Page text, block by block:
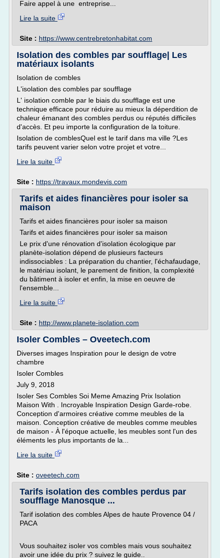
Faire appel à une entreprise...
Lire la suite
Site : https://www.centrebretonhabitat.com
Isolation des combles par soufflage| Les
matériaux isolants
Isolation de combles
L'isolation des combles par soufflage
L' isolation comble par le biais du soufflage est une
technique efficace pour réduire au mieux la déperdition de
chaleur émanant des combles perdus ou réputés difficiles
d'accès. Et peu importe la configuration de la toiture.
Isolation de comblesQuel est le tarif dans ma ville ?Les
tarifs peuvent varier selon votre projet et votre...
Lire la suite
Site : https://travaux.mondevis.com
Tarifs et aides financières pour isoler sa
maison
Tarifs et aides financières pour isoler sa maison
Tarifs et aides financières pour isoler sa maison
Le prix d'une rénovation d'isolation écologique par
planète-isolation dépend de plusieurs facteurs
indissociables : La préparation du chantier, l'échafaudage,
le matériau isolant, le parement de finition, la complexité
du bâtiment à isoler et enfin, la mise en oeuvre de
l'ensemble...
Lire la suite
Site : http://www.planete-isolation.com
Isoler Combles – Oveetech.com
Diverses images Inspiration pour le design de votre
chambre
Isoler Combles
July 9, 2018
Isoler Ses Combles Soi Meme Amazing Prix Isolation
Maison With . Incroyable Inspiration Design Garde-robe.
Conception d'armoires créative comme meubles de la
maison. Conception créative de meubles comme meubles
de maison - À l'époque actuelle, les meubles sont l'un des
éléments les plus importants de la...
Lire la suite
Site : oveetech.com
Tarifs isolation des combles perdus par
soufflage Manosque ...
Tarif isolation des combles Alpes de haute Provence 04 /
PACA
Vous souhaitez isoler vos combles mais vous souhaitez
avoir une idée du prix ? suivez le guide..